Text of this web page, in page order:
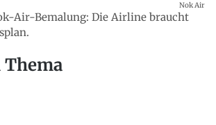
Air-Bemalung: Die Airline braucht
Nok Air